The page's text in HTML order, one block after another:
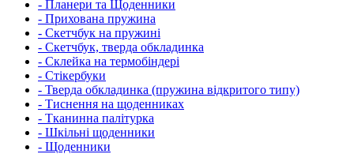
- Планери та Щоденники
- Прихована пружина
- Скетчбук на пружині
- Скетчбук, тверда обкладинка
- Склейка на термобіндері
- Стікербуки
- Тверда обкладинка (пружина відкритого типу)
- Тиснення на щоденниках
- Тканинна палітурка
- Шкільні щоденники
- Щоденники